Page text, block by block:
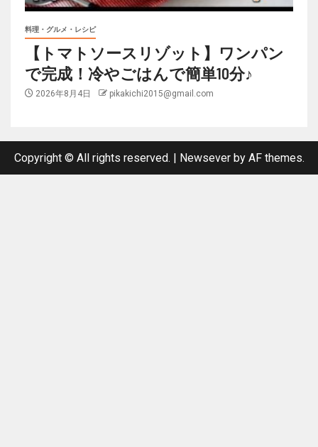
料理・グルメ・レシピ
【トマトソースリゾット】ワンパン
で完成！冷やごはんで簡単10分♪
2026年8月4日 pikakichi2015@gmail.com
Copyright © All rights reserved. | Newseverby AF themes.